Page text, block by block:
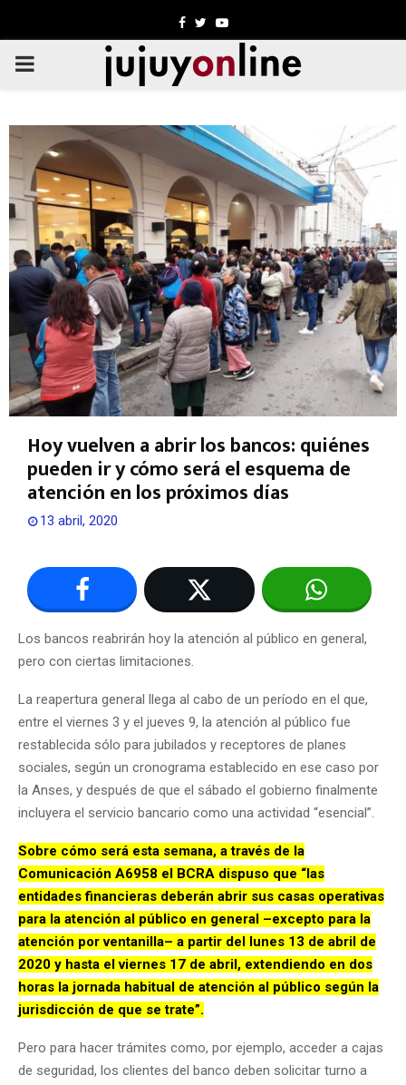
Facebook
TwitterYoutube
PRIMARY
Hoy vuelven a abrir los bancos: quiénes
pueden ir y cómo será el esquema de
atención en los próximos días
13 abril, 2020
Los bancos reabrirán hoy la atención al público en general,
pero con ciertas limitaciones.
La reapertura general llega al cabo de un período en el que,
entre el viernes 3 y el jueves 9, la atención al público fue
restablecida sólo para jubilados y receptores de planes
sociales, según un cronograma establecido en ese caso por
la Anses, y después de que el sábado el gobierno finalmente
incluyera el servicio bancario como una actividad “esencial”.
Sobre cómo será esta semana, a través de la
Comunicación A6958 el BCRA dispuso que “las
entidades financieras deberán abrir sus casas operativas
para la atención al público en general –excepto para la
atención por ventanilla– a partir del lunes 13 de abril de
2020 y hasta el viernes 17 de abril, extendiendo en dos
horas la jornada habitual de atención al público según la
jurisdicción de que se trate”.
Pero para hacer trámites como, por ejemplo, acceder a cajas
de seguridad, los clientes del banco deben solicitar turno a